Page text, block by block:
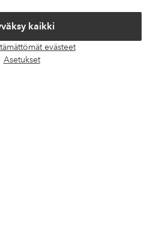
kaikki
evästeet
Asetukset